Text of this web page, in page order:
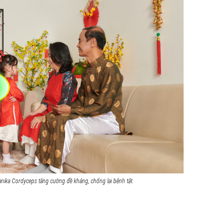
Cordyceps tăng cường đề kháng, chống lại bệnh tật.